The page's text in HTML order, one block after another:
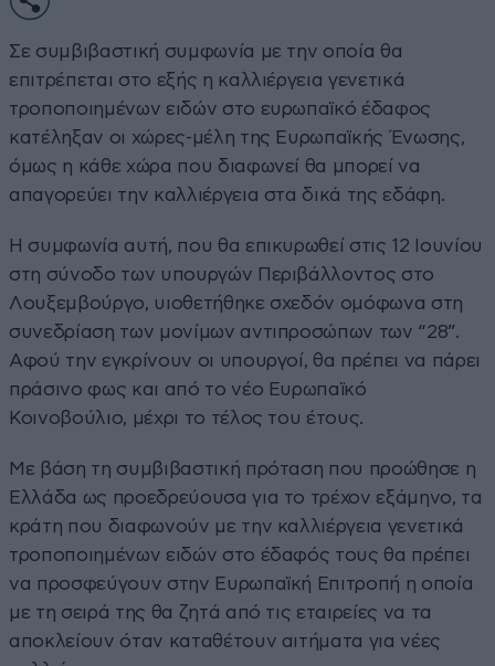
Σε συμβιβαστική συμφωνία με την οποία θα
επιτρέπεται στο εξής η καλλιέργεια γενετικά
τροποποιημένων ειδών στο ευρωπαϊκό έδαφος
κατέληξαν οι χώρες-μέλη της Ευρωπαϊκής Ένωσης,
όμως η κάθε χώρα που διαφωνεί θα μπορεί να
απαγορεύει την καλλιέργεια στα δικά της εδάφη.
Η συμφωνία αυτή, που θα επικυρωθεί στις 12 Ιουνίου
στη σύνοδο των υπουργών Περιβάλλοντος στο
Λουξεμβούργο, υιοθετήθηκε σχεδόν ομόφωνα στη
συνεδρίαση των μονίμων αντιπροσώπων των “28”.
Αφού την εγκρίνουν οι υπουργοί, θα πρέπει να πάρει
πράσινο φως και από το νέο Ευρωπαϊκό
Κοινοβούλιο, μέχρι το τέλος του έτους.
Με βάση τη συμβιβαστική πρόταση που προώθησε η
Ελλάδα ως προεδρεύουσα για το τρέχον εξάμηνο, τα
κράτη που διαφωνούν με την καλλιέργεια γενετικά
τροποποιημένων ειδών στο έδαφός τους θα πρέπει
να προσφεύγουν στην Ευρωπαϊκή Επιτροπή η οποία
με τη σειρά της θα ζητά από τις εταιρείες να τα
αποκλείουν όταν καταθέτουν αιτήματα για νέες